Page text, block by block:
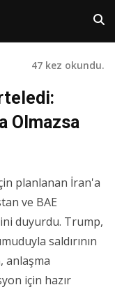
47 kez okundu.
Olmazsa
planlanan İran'a
ve BAE
duyurdu. Trump,
saldırının
anlaşma
için hazır